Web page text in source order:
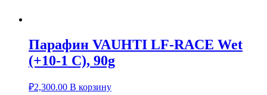
Парафин VAUHTI LF-RACE Wet
(+10-1 C), 90g
₽2,300.00 В корзину